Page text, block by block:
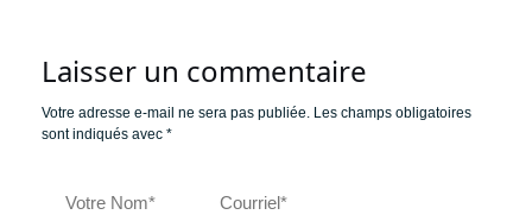
Laisser un commentaire
Votre adresse e-mail ne sera pas publiée. Les champs obligatoires
sont indiqués avec *